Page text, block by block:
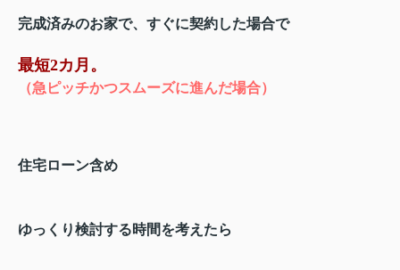
完成済みのお家で、すぐに契約した場合で
最短2カ月。
（急ピッチかつスムーズに進んだ場合）
住宅ローン含め
ゆっくり検討する時間を考えたら